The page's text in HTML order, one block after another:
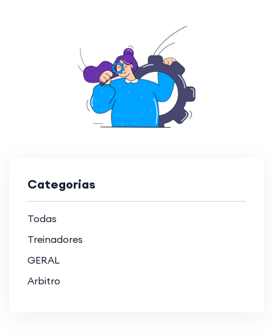
Categorias
Todas
Treinadores
GERAL
Arbitro